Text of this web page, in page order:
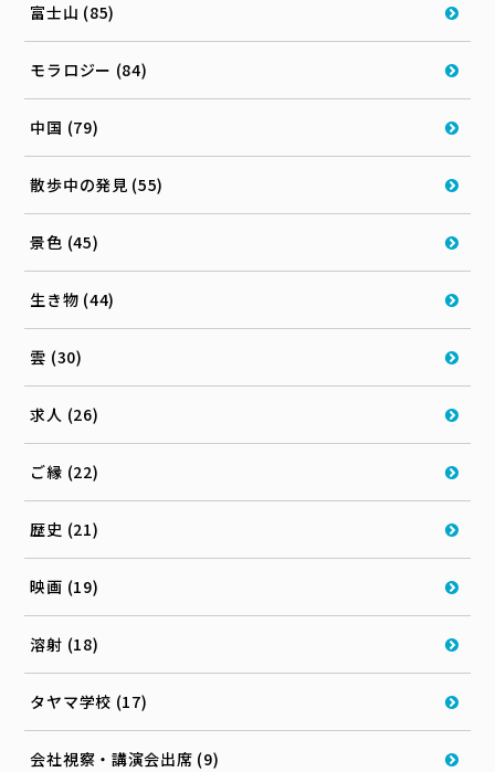
富士山 (85)
モラロジー (84)
中国 (79)
散歩中の発見 (55)
景色 (45)
生き物 (44)
雲 (30)
求人 (26)
ご縁 (22)
歴史 (21)
映画 (19)
溶射 (18)
タヤマ学校 (17)
会社視察・講演会出席 (9)